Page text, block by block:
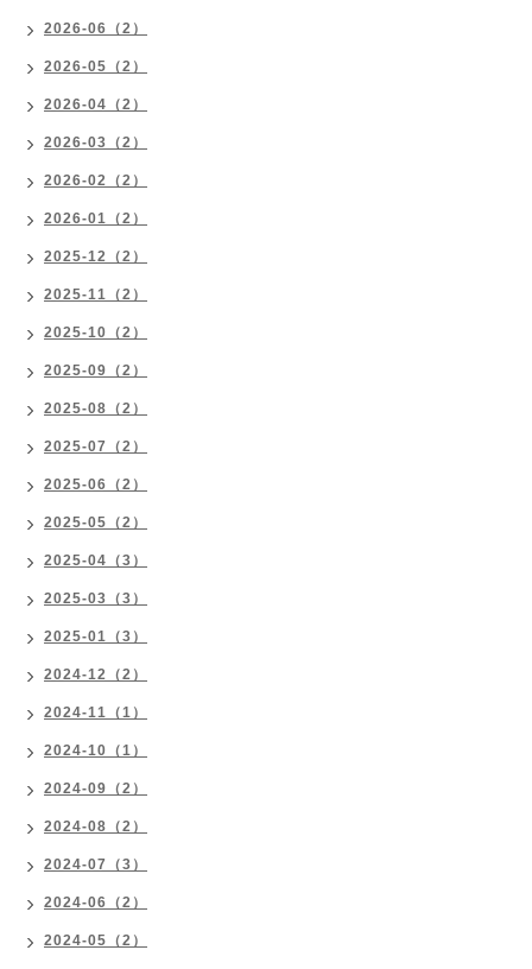
2026-06（2）
2026-05（2）
2026-04（2）
2026-03（2）
2026-02（2）
2026-01（2）
2025-12（2）
2025-11（2）
2025-10（2）
2025-09（2）
2025-08（2）
2025-07（2）
2025-06（2）
2025-05（2）
2025-04（3）
2025-03（3）
2025-01（3）
2024-12（2）
2024-11（1）
2024-10（1）
2024-09（2）
2024-08（2）
2024-07（3）
2024-06（2）
2024-05（2）